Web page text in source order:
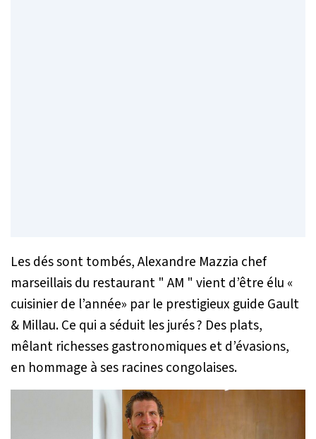
Les dés sont tombés, Alexandre Mazzia chef
marseillais du restaurant " AM " vient d’être élu «
cuisinier de l’année» par le prestigieux guide Gault
& Millau. Ce qui a séduit les jurés ? Des plats,
mêlant richesses gastronomiques et d’évasions,
en hommage à ses racines congolaises.